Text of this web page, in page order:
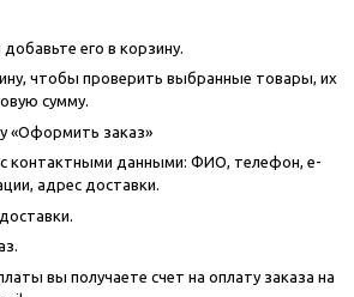
его в корзину.
чтобы проверить выбранные товары, их
сумму.
«Оформить заказ»
контактными данными: ФИО, телефон, e-
адрес доставки.
вы получаете счет на оплату заказа на